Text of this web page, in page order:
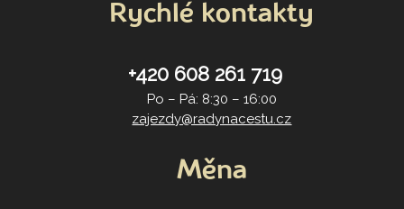
Rychlé kontakty
+420 608 261 719
Po – Pá: 8:30 – 16:00
zajezdy@radynacestu.cz
Měna